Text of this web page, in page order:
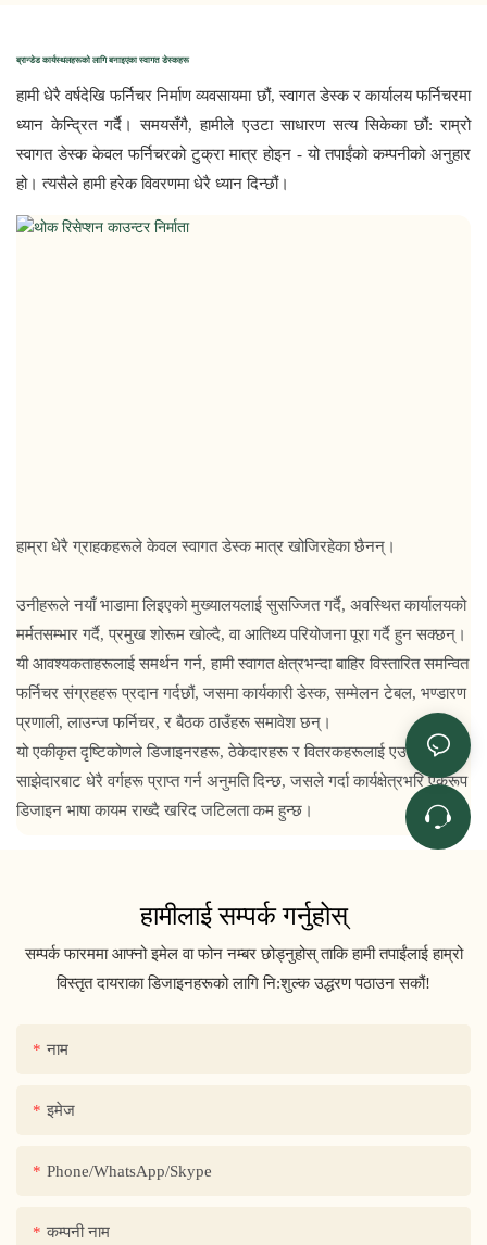
ब्रान्डेड कार्यस्थलहरूको लागि बनाइएका स्वागत डेस्कहरू
हामी धेरै वर्षदेखि फर्निचर निर्माण व्यवसायमा छौं, स्वागत डेस्क र कार्यालय फर्निचरमा
ध्यान केन्द्रित गर्दै। समयसँगै, हामीले एउटा साधारण सत्य सिकेका छौं: राम्रो
स्वागत डेस्क केवल फर्निचरको टुक्रा मात्र होइन - यो तपाईंको कम्पनीको अनुहार
हो। त्यसैले हामी हरेक विवरणमा धेरै ध्यान दिन्छौं।
हाम्रा धेरै ग्राहकहरूले केवल स्वागत डेस्क मात्र खोजिरहेका छैनन्।
उनीहरूले नयाँ भाडामा लिइएको मुख्यालयलाई सुसज्जित गर्दै, अवस्थित कार्यालयको
मर्मतसम्भार गर्दै, प्रमुख शोरूम खोल्दै, वा आतिथ्य परियोजना पूरा गर्दै हुन सक्छन्।
यी आवश्यकताहरूलाई समर्थन गर्न, हामी स्वागत क्षेत्रभन्दा बाहिर विस्तारित समन्वित
फर्निचर संग्रहहरू प्रदान गर्दछौं, जसमा कार्यकारी डेस्क, सम्मेलन टेबल, भण्डारण
प्रणाली, लाउन्ज फर्निचर, र बैठक ठाउँहरू समावेश छन्।
यो एकीकृत दृष्टिकोणले डिजाइनरहरू, ठेकेदारहरू र वितरकहरूलाई एउटै
साझेदारबाट धेरै वर्गहरू प्राप्त गर्न अनुमति दिन्छ, जसले गर्दा कार्यक्षेत्रभरि एकरूप
डिजाइन भाषा कायम राख्दै खरिद जटिलता कम हुन्छ।
हामीलाई सम्पर्क गर्नुहोस्
सम्पर्क फारममा आफ्नो इमेल वा फोन नम्बर छोड्नुहोस् ताकि हामी तपाईंलाई हाम्रो
विस्तृत दायराका डिजाइनहरूको लागि नि:शुल्क उद्धरण पठाउन सकौं!
नाम
इमेज
Phone/WhatsApp/Skype
कम्पनी नाम